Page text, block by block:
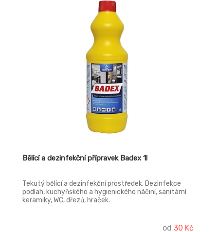
Bělící a dezinfekční přípravek Badex 1l
Tekutý bělící a dezinfekční prostředek. Dezinfekce
podlah, kuchyňského a hygienického náčiní, sanitární
keramiky, WC, dřezů, hraček.
od 30 Kč